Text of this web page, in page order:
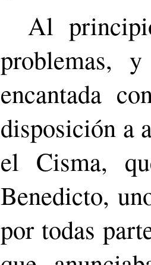
Al
problemas,
encantada
disposición a
el Cisma,
Benedicto,
por todas